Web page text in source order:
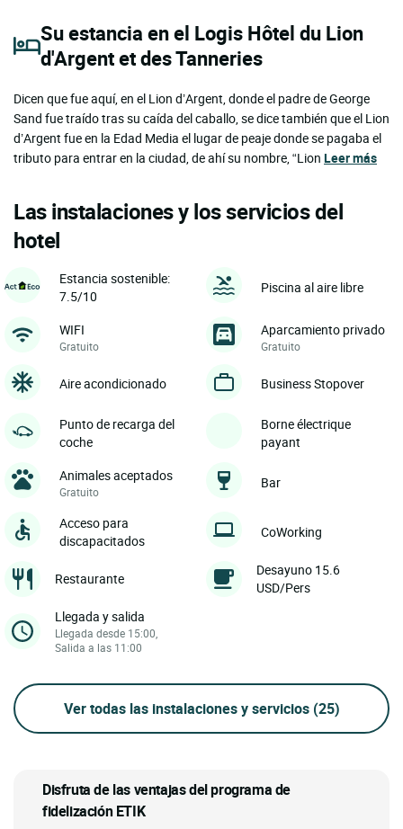
Su estancia en el Logis Hôtel du Lion
d'Argent et des Tanneries
Dicen que fue aquí, en el Lion d’Argent, donde el padre de George
Sand fue traído tras su caída del caballo, se dice también que el Lion
d’Argent fue en la Edad Media el lugar de peaje donde se pagaba el
tributo para entrar en la ciudad, de ahí su nombre, “Lion Leer más
Las instalaciones y los servicios del
hotel
Estancia sostenible:
7.5/10
Piscina al aire libre
WIFI
Gratuito
Aparcamiento privado
Gratuito
Aire acondicionado Business Stopover
Punto de recarga del
coche
Borne électrique
payant
Animales aceptados
Gratuito
Bar
Acceso para
discapacitados
CoWorking
Restaurante
Desayuno 15.6
USD/Pers
Llegada y salida
Llegada desde 15:00,
Salida a las 11:00
Ver todas las instalaciones y servicios (25)
Disfruta de las ventajas del programa de
fidelización ETIK